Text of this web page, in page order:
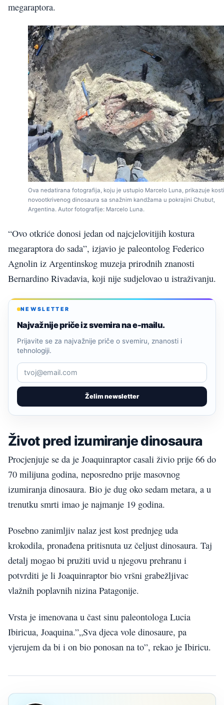
megaraptora.
Ova nedatirana fotografija, koju je ustupio Marcelo Luna, prikazuje kosti
novootkrivenog dinosaura sa snažnim kandžama u pokrajini Chubut,
Argentina. Autor fotografije: Marcelo Luna.
“Ovo otkriće donosi jedan od najcjelovitijih kostura
megaraptora do sada”, izjavio je paleontolog Federico
Agnolin iz Argentinskog muzeja prirodnih znanosti
Bernardino Rivadavia, koji nije sudjelovao u istraživanju.
NEWSLETTER
Najvažnije priče iz svemira na e-mailu.
Želim newsletter
Prijavite se za najvažnije priče o svemiru, znanosti i
tehnologiji.
Život pred izumiranje dinosaura
Procjenjuje se da je Joaquinraptor casali živio prije 66 do
70 milijuna godina, neposredno prije masovnog
izumiranja dinosaura. Bio je dug oko sedam metara, a u
trenutku smrti imao je najmanje 19 godina.
Posebno zanimljiv nalaz jest kost prednjeg uda
krokodila, pronađena pritisnuta uz čeljust dinosaura. Taj
detalj mogao bi pružiti uvid u njegovu prehranu i
potvrditi je li Joaquinraptor bio vršni grabežljivac
vlažnih poplavnih nizina Patagonije.
Vrsta je imenovana u čast sinu paleontologa Lucia
Ibiricua, Joaquina.”„Sva djeca vole dinosaure, pa
vjerujem da bi i on bio ponosan na to”, rekao je Ibiricu.